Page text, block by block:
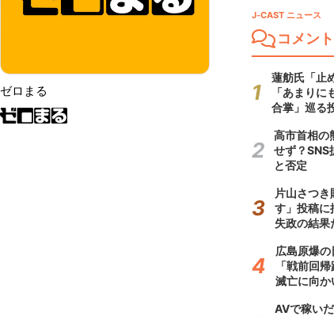
ゼロまる
J-CAST ニュース
コメン
蓮舫氏「止
「あまり
合掌」巡る
高市首相の
せず？
と否定
片山さつ
す」投稿
失政の結果
広島原爆
「戦前回
滅亡に向か
AVで稼い